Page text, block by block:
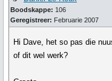
Boodskappe: 106
Geregistreer: Februarie 2007
Hi Dave, het so pas die
of dit wel werk?